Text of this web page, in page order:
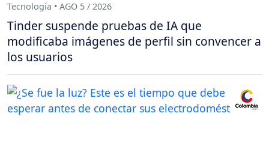
Tecnología • AGO 5 / 2026
Tinder suspende pruebas de IA que
modificaba imágenes de perfil sin convencer a
los usuarios